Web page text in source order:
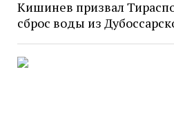
Кишинев призвал
сброс воды из